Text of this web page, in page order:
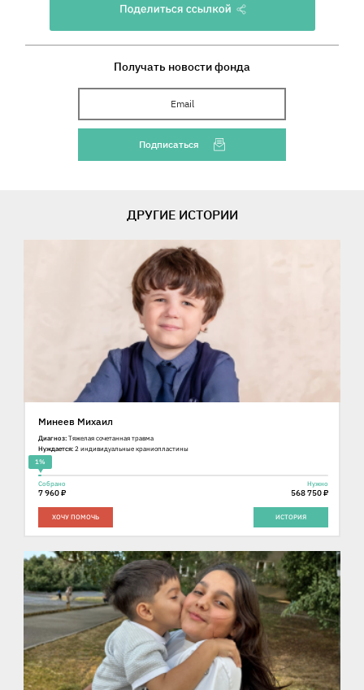
Получать новости фонда
Ваш Email
Подписаться
ДРУГИЕ ИСТОРИИ
Минеев Михаил
Диагноз: Тяжелая сочетанная травма
Нуждается: 2 индивидуальные краниопластины
1%
Собрано
7 960 ₽
Нужно
568 750 ₽
ХОЧУ ПОМОЧЬ ИСТОРИЯ